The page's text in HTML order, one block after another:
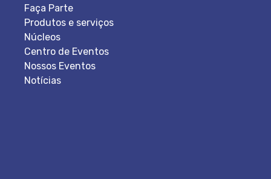
Faça Parte
Produtos e serviços
Núcleos
Centro de Eventos
Nossos Eventos
Notícias